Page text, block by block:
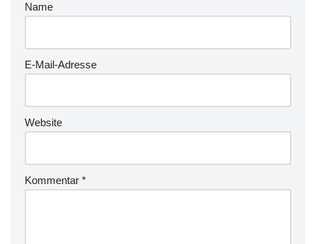
Name
E-Mail-Adresse
Website
Kommentar *